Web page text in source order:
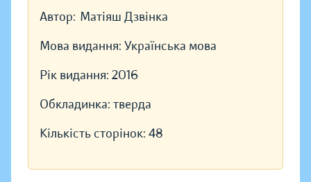
Автор: Матiяш Дзвiнка
Мова видання: Українська мова
Рік видання: 2016
Обкладинка: тверда
Кількість сторінок: 48